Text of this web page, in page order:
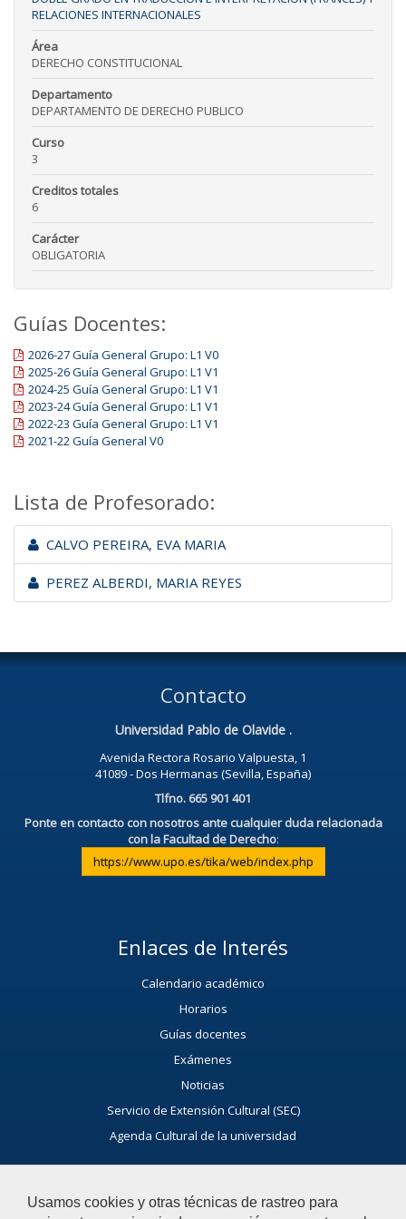
Usamos cookies y otras técnicas de rastreo para
RELACIONES INTERNACIONALES
Área
DERECHO CONSTITUCIONAL
Departamento
DEPARTAMENTO DE DERECHO PUBLICO
Curso
3
Creditos totales
6
Carácter
OBLIGATORIA
Guías Docentes:
2026-27 Guía General Grupo: L1 V0
2025-26 Guía General Grupo: L1 V1
2024-25 Guía General Grupo: L1 V1
2023-24 Guía General Grupo: L1 V1
2022-23 Guía General Grupo: L1 V1
2021-22 Guía General V0
Lista de Profesorado:
CALVO PEREIRA, EVA MARIA
PEREZ ALBERDI, MARIA REYES
Contacto
Universidad Pablo de Olavide .
Avenida Rectora Rosario Valpuesta, 1
41089 - Dos Hermanas (Sevilla, España)
Tlfno. 665 901 401
Ponte en contacto con nosotros ante cualquier duda relacionada
con la Facultad de Derecho:
https://www.upo.es/tika/web/index.php
Enlaces de Interés
Calendario académico
Horarios
Guías docentes
Exámenes
Noticias
Servicio de Extensión Cultural (SEC)
Agenda Cultural de la universidad
Ayúdanos a Mejorar
El acceso al buzón exclusivamente se hará en caso de querer